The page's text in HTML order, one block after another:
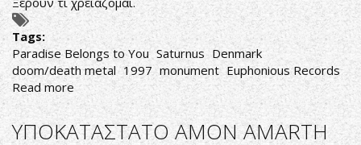
Tags:
Paradise Belongs to You Saturnus Denmark
doom/death metal 1997 monument Euphonious Records
Read more about
Saturnus-
Paradise
Belongs
ΥΠΟΚΑΤΑΣΤΑΤΟ AMON AMARTH